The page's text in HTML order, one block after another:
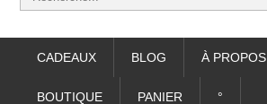
CADEAUX BLOG À PROPOS
BOUTIQUE PANIER °